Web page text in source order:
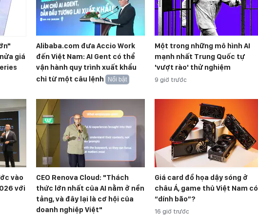
giá
Alibaba.com đưa Accio Work
đến Việt Nam: AI Gent có thể
vận hành quy trình xuất khẩu
chỉ từ một câu lệnh
Nổi bật
Một trong những mô hình AI
mạnh nhất Trung Quốc tự
'vượt rào' thử nghiệm
9 giờ trước
vào
với
CEO Renova Cloud: "Thách
thức lớn nhất của AI nằm ở nền
tảng, và đây lại là cơ hội của
doanh nghiệp Việt"
Giá card đồ họa dậy sóng ở
châu Á, game thủ Việt Nam có
“dính bão”?
16 giờ trước